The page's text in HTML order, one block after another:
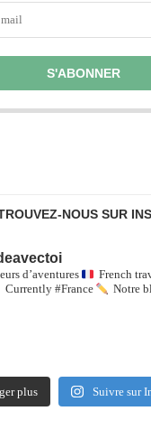
NOUS SUR
d’aventures
French
Currently #France Notre
plus Suivre sur